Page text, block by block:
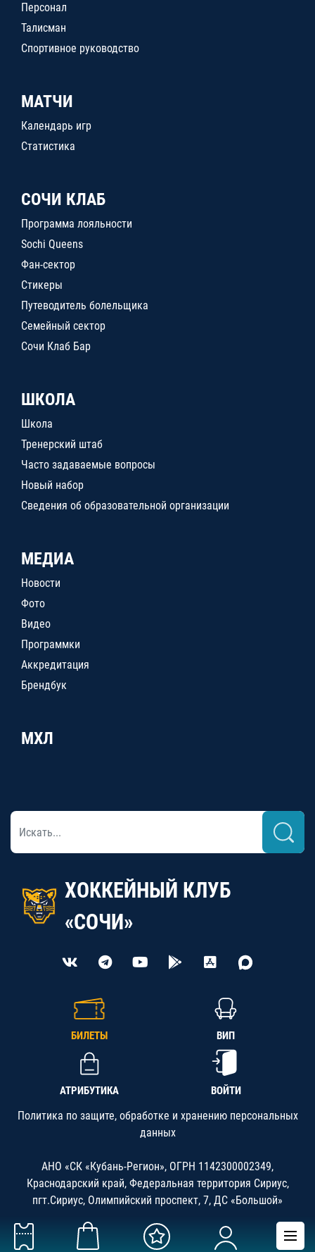
Персонал
Талисман
Спортивное руководство
МАТЧИ
Календарь игр
Статистика
СОЧИ КЛАБ
Программа лояльности
Sochi Queens
Фан-сектор
Стикеры
Путеводитель болельщика
Семейный сектор
Сочи Клаб Бар
ШКОЛА
Школа
Тренерский штаб
Часто задаваемые вопросы
Новый набор
Сведения об образовательной организации
МЕДИА
Новости
Фото
Видео
Программки
Аккредитация
Брендбук
МХЛ
ХОККЕЙНЫЙ КЛУБ
«СОЧИ»
БИЛЕТЫ ВИП
АТРИБУТИКА ВОЙТИ
Политика по защите, обработке и хранению персональных
данных
АНО «СК «Кубань-Регион», ОГРН 1142300002349,
Краснодарский край, Федеральная территория Сириус,
пгт.Сириус, Олимпийский проспект, 7, ДС «Большой»